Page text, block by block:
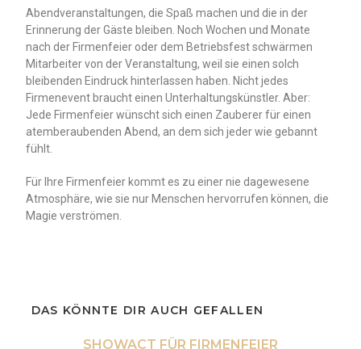
Abendveranstaltungen, die Spaß machen und die in der
Erinnerung der Gäste bleiben. Noch Wochen und Monate
nach der Firmenfeier oder dem Betriebsfest schwärmen
Mitarbeiter von der Veranstaltung, weil sie einen solch
bleibenden Eindruck hinterlassen haben. Nicht jedes
Firmenevent braucht einen Unterhaltungskünstler. Aber:
Jede Firmenfeier wünscht sich einen Zauberer für einen
atemberaubenden Abend, an dem sich jeder wie gebannt
fühlt.
Für Ihre Firmenfeier kommt es zu einer nie dagewesene
Atmosphäre, wie sie nur Menschen hervorrufen können, die
Magie verströmen.
DAS KÖNNTE DIR AUCH GEFALLEN
SHOWACT FÜR FIRMENFEIER